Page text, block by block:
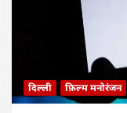
दिल्ली फ़िल्म मनोरंजन